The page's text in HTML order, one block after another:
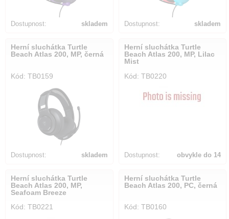
Dostupnost: skladem Dostupnost: skladem
Herní sluchátka Turtle
Beach Atlas 200, MP, černá
Kód: TB0159
Dostupnost: skladem
Herní sluchátka Turtle
Beach Atlas 200, MP, Lilac
Mist
Kód: TB0220
Dostupnost:
obvykle do 14
Herní sluchátka Turtle
Beach Atlas 200, MP,
Seafoam Breeze
Kód: TB0221
Herní sluchátka Turtle
Beach Atlas 200, PC, černá
Kód: TB0160